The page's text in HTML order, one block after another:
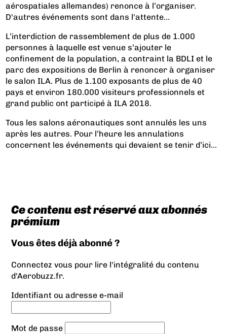
aérospatiales allemandes) renonce à l’organiser.
D'autres événements sont dans l'attente…
L’interdiction de rassemblement de plus de 1.000
personnes à laquelle est venue s’ajouter le
confinement de la population, a contraint la BDLI et le
parc des expositions de Berlin à renoncer à organiser
le salon ILA. Plus de 1.100 exposants de plus de 40
pays et environ 180.000 visiteurs professionnels et
grand public ont participé à ILA 2018.
Tous les salons aéronautiques sont annulés les uns
après les autres. Pour l’heure les annulations
concernent les événements qui devaient se tenir d’ici...
Ce contenu est réservé aux abonnés
prémium
Vous êtes déjà abonné ?
Connectez vous pour lire l'intégralité du contenu
d'Aerobuzz.fr.
Identifiant ou adresse e-mail
Mot de passe